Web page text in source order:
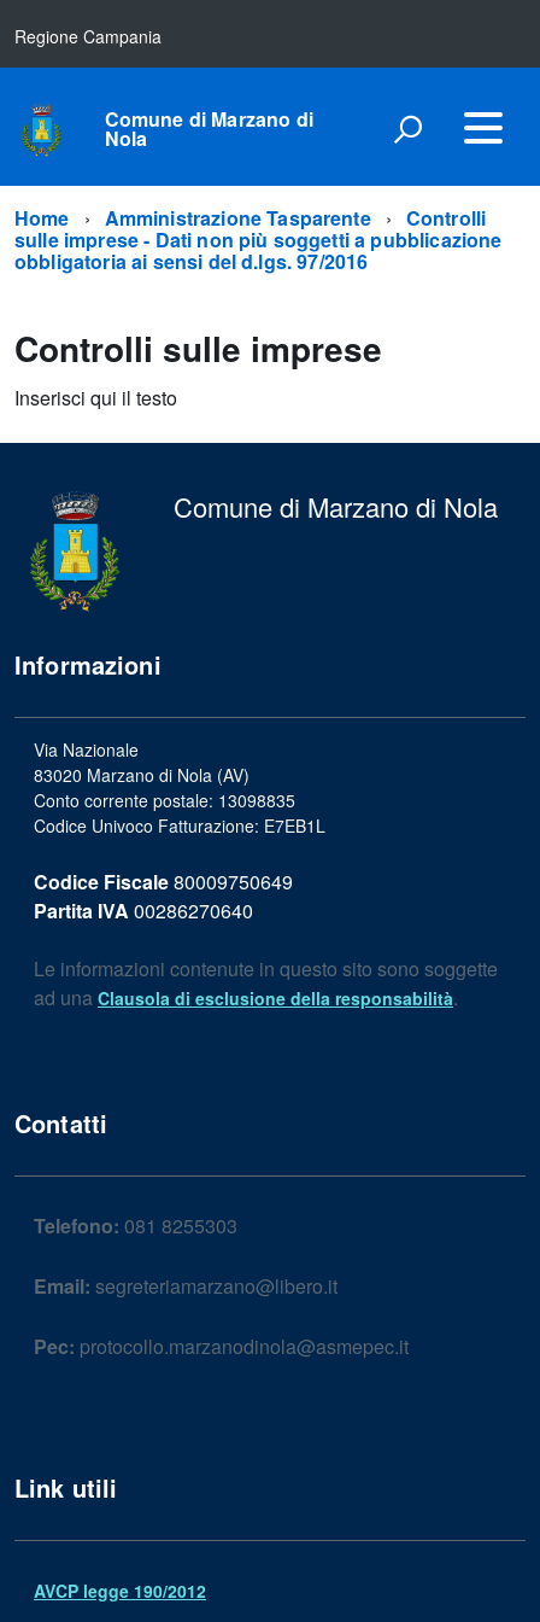
Regione Campania
Comune di Marzano di
Nola
Home Amministrazione Tasparente Controlli
sulle imprese - Dati non più soggetti a pubblicazione
obbligatoria ai sensi del d.lgs. 97/2016
Controlli sulle imprese
Inserisci qui il testo
Comune di Marzano di Nola
Informazioni
Via Nazionale
83020 Marzano di Nola (AV)
Conto corrente postale: 13098835
Codice Univoco Fatturazione: E7EB1L
Codice Fiscale80009750649
Partita IVA 00286270640
Le informazioni contenute in questo sito sono soggette
ad una Clausola di esclusione della responsabilità.
Contatti
Telefono: 081 8255303
Email: segreteriamarzano@libero.it
Pec: protocollo.marzanodinola@asmepec.it
Link utili
AVCP legge 190/2012